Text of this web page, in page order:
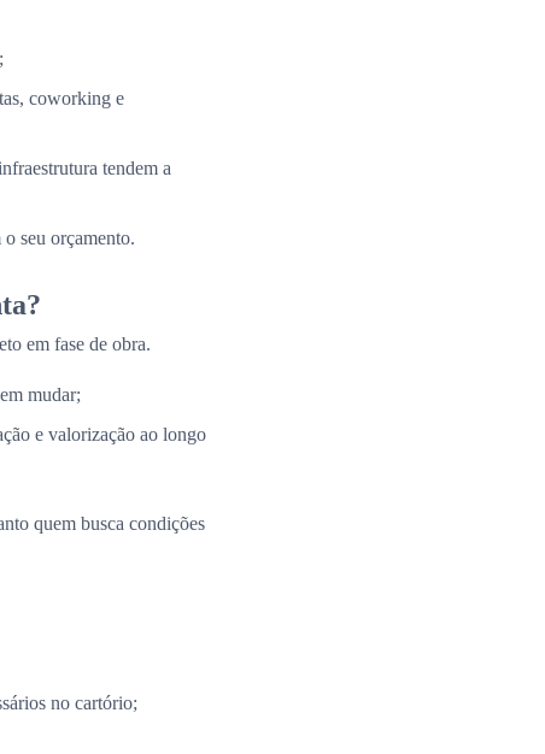
coworking e
tendem a
seu orçamento.
em fase de obra.
mudar;
e valorização ao longo
quem busca condições
no cartório;